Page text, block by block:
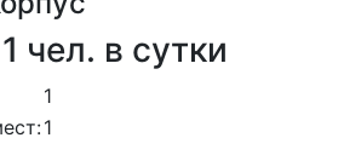
чел. в сутки
1
1